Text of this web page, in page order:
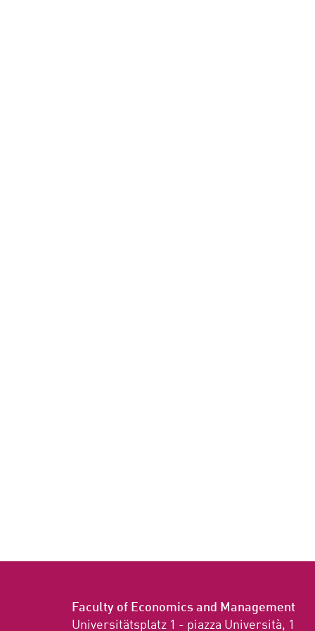
Faculty of Economics and Management
Universitätsplatz 1 - piazza Università, 1